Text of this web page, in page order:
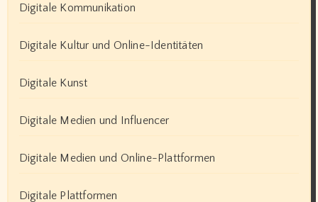
Digitale Kommunikation
Digitale Kultur und Online-Identitäten
Digitale Kunst
Digitale Medien und Influencer
Digitale Medien und Online-Plattformen
Digitale Plattformen